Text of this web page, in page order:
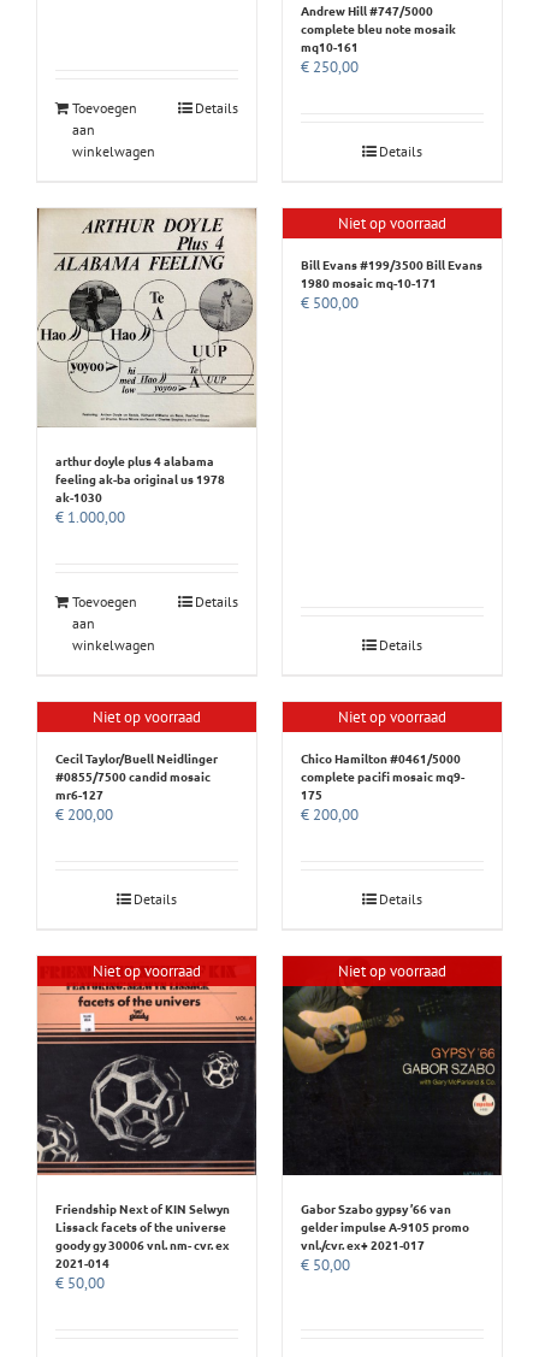
Toevoegen
aan
winkelwagen
Details
Andrew Hill #747/5000
complete bleu note mosaik
mq10-161
€ 250,00
Details
arthur doyle plus 4 alabama
feeling ak-ba original us 1978
ak-1030
€ 1.000,00
Toevoegen
aan
winkelwagen
Details
Niet op voorraad
Bill Evans #199/3500 Bill Evans
1980 mosaic mq-10-171
€ 500,00
Details
Niet op voorraad
Cecil Taylor/Buell Neidlinger
#0855/7500 candid mosaic
mr6-127
€ 200,00
Details
Niet op voorraad
Chico Hamilton #0461/5000
complete pacifi mosaic mq9-
175
€ 200,00
Details
Niet op voorraad
Friendship Next of KIN Selwyn
Lissack facets of the universe
goody gy 30006 vnl. nm- cvr. ex
2021-014
€ 50,00
Niet op voorraad
Gabor Szabo gypsy ’66 van
gelder impulse A-9105 promo
vnl./cvr. ex+ 2021-017
€ 50,00